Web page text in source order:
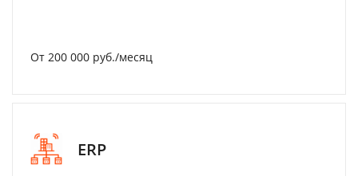
От 200 000 руб./месяц
ERP